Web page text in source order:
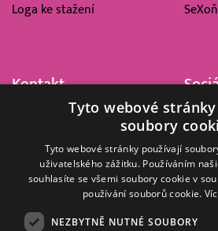
Loga ke stažení
Kontakt
Barrandov Televizní Studio,
Kříženeckého nám. 322
152 00 Praha 5
IČ 416 93 311
Tyto webové
soubory
Tyto webové stránky používají
uživatelského zážitku. Používáním
souhlasíte se všemi soubory cookie v
používání souborů cookie.
NEZBYTNĚ NUTNÉ SOUBORY